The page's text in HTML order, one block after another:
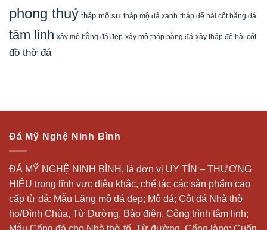
phong thuỷ tháp mộ sư tháp mộ đá xanh tháp để hài cốt bằng đá
tâm linh xây mộ bằng đá đẹp xây mộ tháp bằng đá xây tháp để hài cốt
đồ thờ đá
Đá Mỹ Nghệ Ninh Bình
ĐÁ MỸ NGHỆ NINH BÌNH, là đơn vị UY TÍN – THƯƠNG
HIỆU trong lĩnh vực điêu khắc, chế tác các sản phẩm cao
cấp từ đá: Mẫu Lăng mộ đá đẹp; Mộ đá; Cột đá Nhà thờ
họ/Đình Chùa, Từ Đường, Bảo điện, Công trình tâm linh;